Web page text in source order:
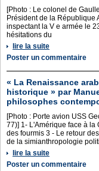
[Photo : Le colonel de
Président de la République
inspectant la V e armée le
hésitations du
lire la suite
Poster un commentaire
« La Renaissance
historique » par
philosophes
[Photo : Porte avion USS
77)] 1- L'Amérique face à la
des fourmis 3 - Le retour
de la simianthropologie
lire la suite
Poster un commentaire